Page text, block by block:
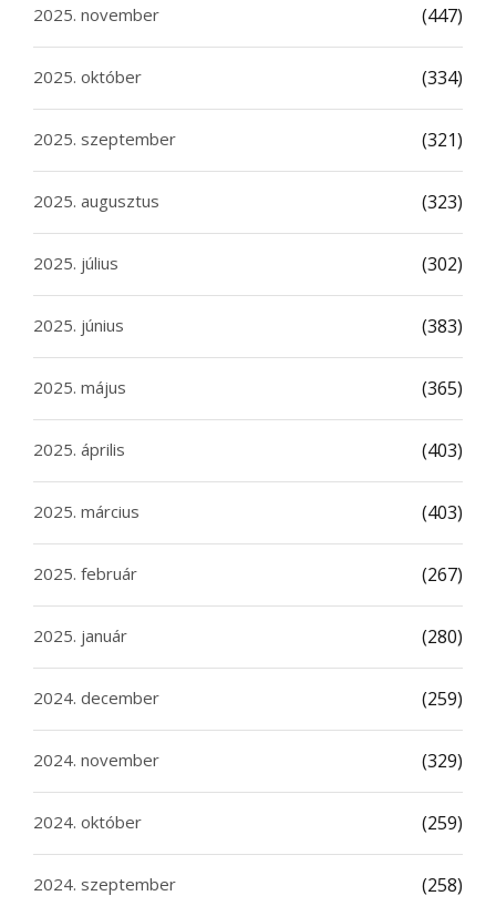
2025. november (447)
2025. október (334)
2025. szeptember (321)
2025. augusztus (323)
2025. július (302)
2025. június (383)
2025. május (365)
2025. április (403)
2025. március (403)
2025. február (267)
2025. január (280)
2024. december (259)
2024. november (329)
2024. október (259)
2024. szeptember (258)